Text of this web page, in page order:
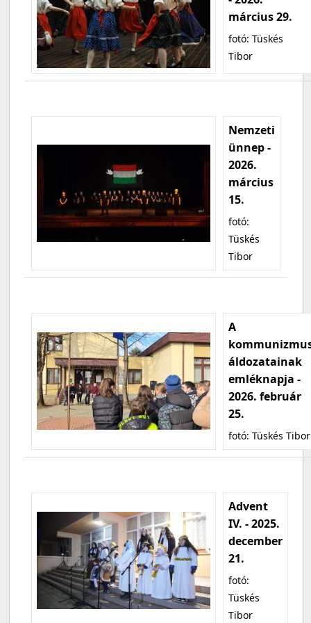
március 29.
fotó: Tüskés
Tibor
Nemzeti
ünnep -
2026.
március
15.
fotó:
Tüskés
Tibor
A
áldozatainak
emléknapja -
2026. február
25.
fotó: Tüskés Tibor
Advent
IV. - 2025.
december
21.
fotó:
Tüskés
Tibor